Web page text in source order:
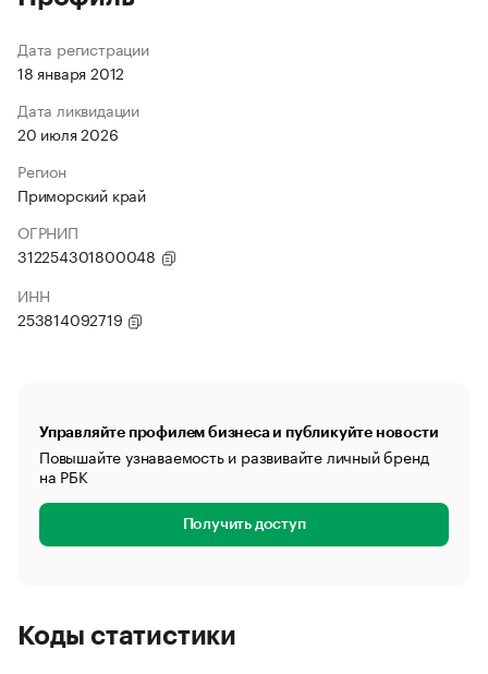
Дата регистрации
18 января 2012
Дата ликвидации
20 июля 2026
Регион
Приморский край
ОГРНИП
312254301800048
ИНН
253814092719
Управляйте профилем бизнеса и публикуйте новости
Повышайте узнаваемость и развивайте личный бренд
на РБК
Получить доступ
Коды статистики